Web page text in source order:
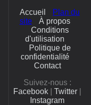
Accueil
Plan du
site
À propos
Conditions
d'utilisation
Politique de
confidentialité
Contact
Suivez-nous :
Facebook
Twitter
Instagram